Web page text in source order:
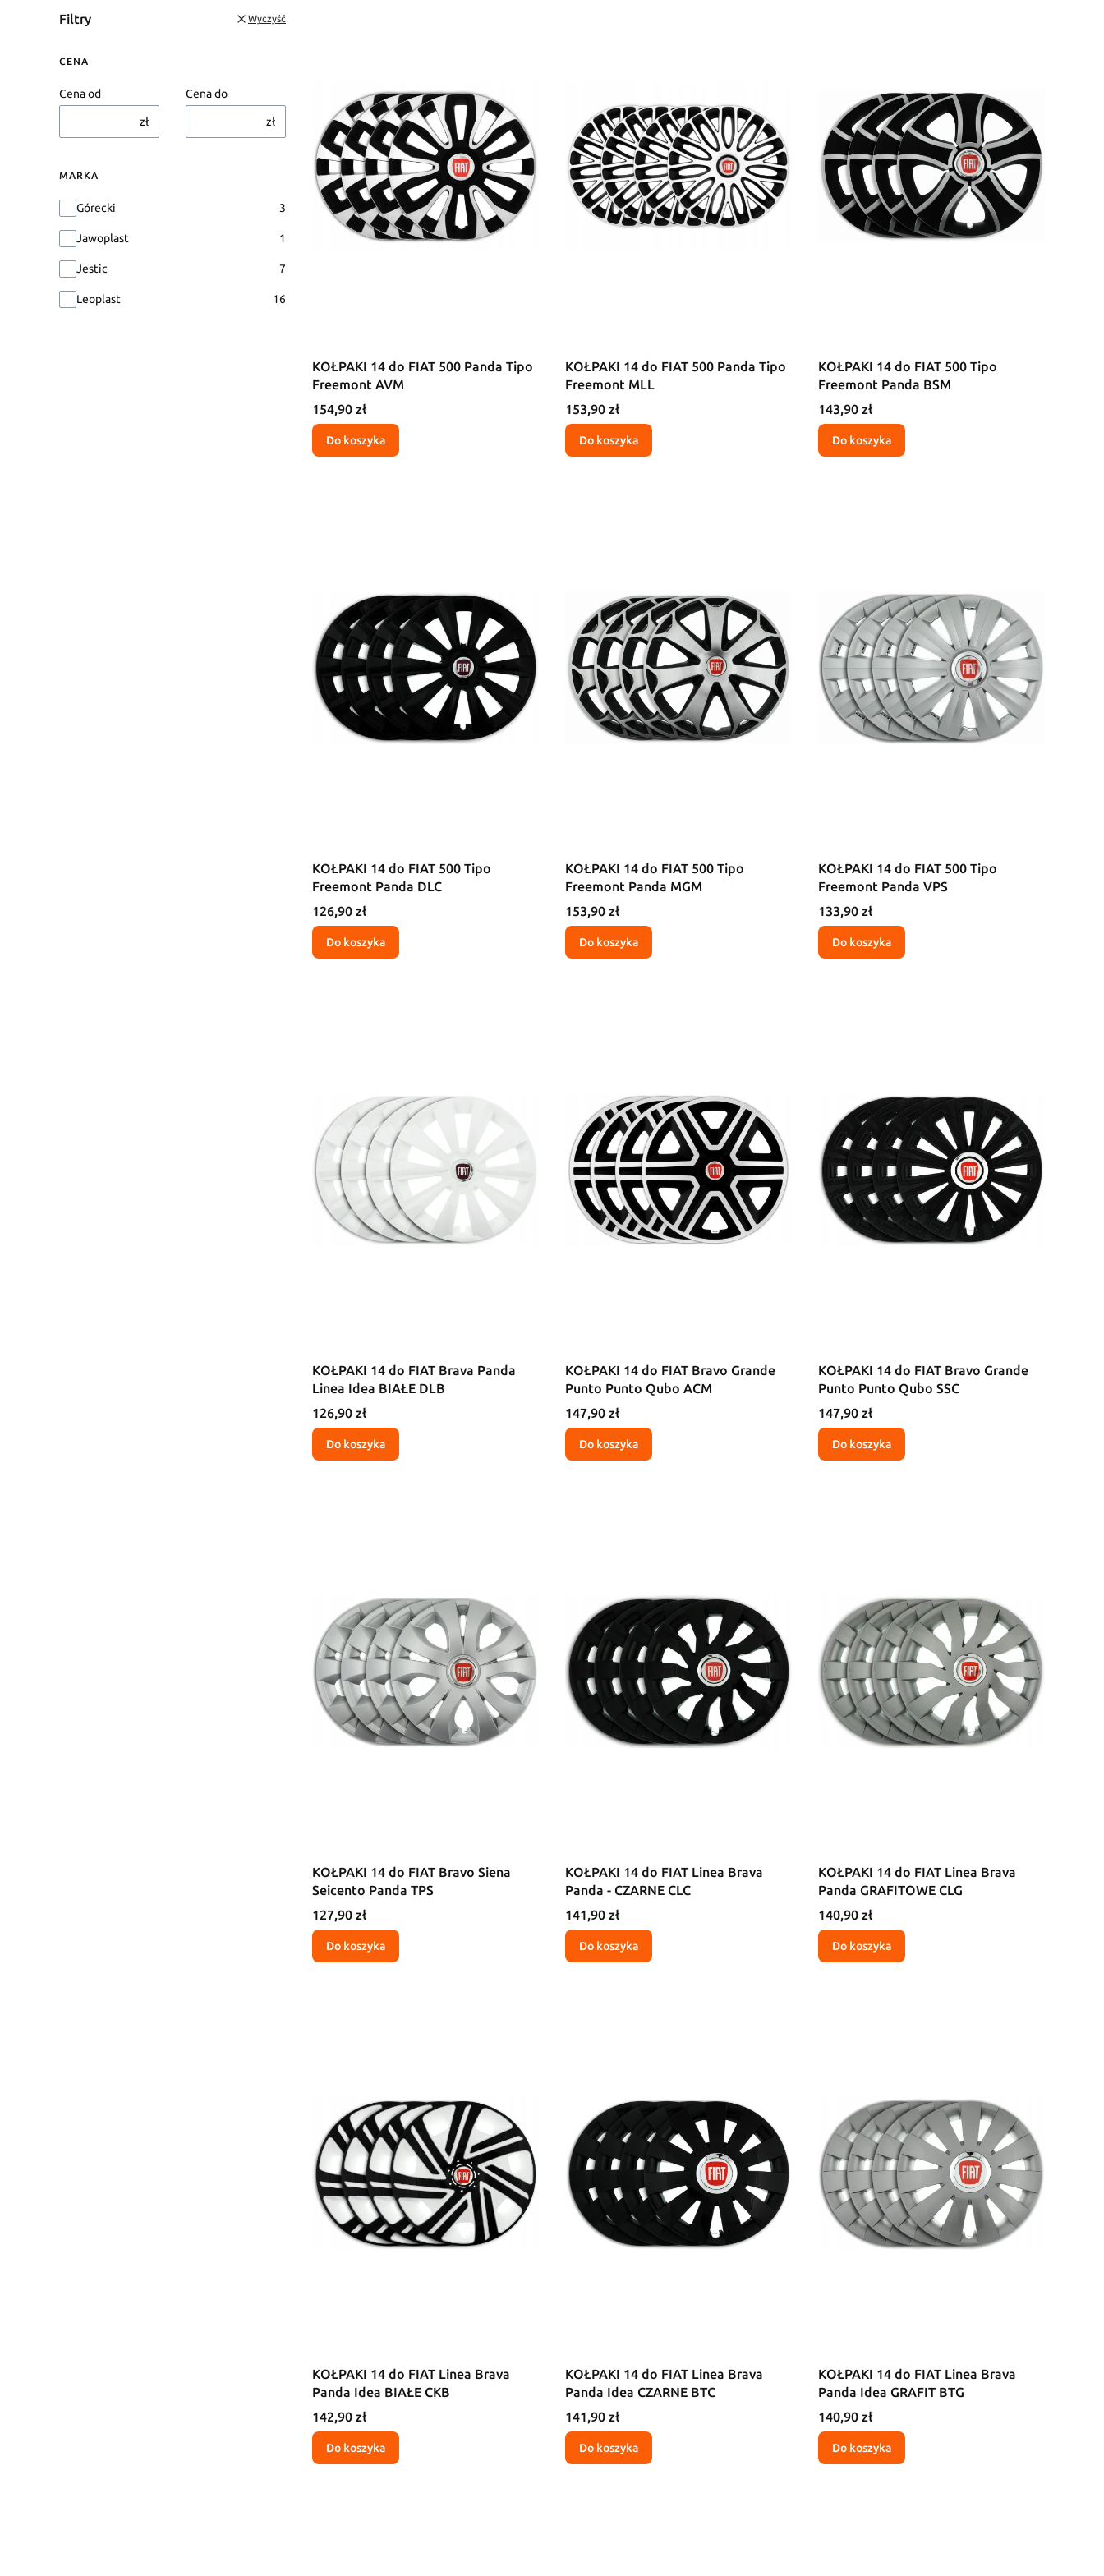
Filtry Wyczyść
CENA
Cena od
zł
Cena do
zł
MARKA
MarkaGórecki 3
Jawoplast 1
Jestic 7
Leoplast 16
KOŁPAKI 14 do FIAT 500 Panda Tipo
Freemont AVM
Cena
154,90 zł
Do koszyka
KOŁPAKI 14 do FIAT 500 Panda Tipo
Freemont MLL
Cena
153,90 zł
Do koszyka
KOŁPAKI 14 do FIAT 500 Tipo
Freemont Panda BSM
Cena
143,90 zł
Do koszyka
KOŁPAKI 14 do FIAT 500 Tipo
Freemont Panda DLC
Cena
126,90 zł
Do koszyka
KOŁPAKI 14 do FIAT 500 Tipo
Freemont Panda MGM
Cena
153,90 zł
Do koszyka
KOŁPAKI 14 do FIAT 500 Tipo
Freemont Panda VPS
Cena
133,90 zł
Do koszyka
KOŁPAKI 14 do FIAT Brava Panda
Linea Idea BIAŁE DLB
Cena
126,90 zł
Do koszyka
KOŁPAKI 14 do FIAT Bravo Grande
Punto Punto Qubo ACM
Cena
147,90 zł
Do koszyka
KOŁPAKI 14 do FIAT Bravo Grande
Punto Punto Qubo SSC
Cena
147,90 zł
Do koszyka
KOŁPAKI 14 do FIAT Bravo Siena
Seicento Panda TPS
Cena
127,90 zł
Do koszyka
KOŁPAKI 14 do FIAT Linea Brava
Panda - CZARNE CLC
Cena
141,90 zł
Do koszyka
KOŁPAKI 14 do FIAT Linea Brava
Panda GRAFITOWE CLG
Cena
140,90 zł
Do koszyka
KOŁPAKI 14 do FIAT Linea Brava
Panda Idea BIAŁE CKB
Cena
142,90 zł
Do koszyka
KOŁPAKI 14 do FIAT Linea Brava
Panda Idea CZARNE BTC
Cena
141,90 zł
Do koszyka
KOŁPAKI 14 do FIAT Linea Brava
Panda Idea GRAFIT BTG
Cena
140,90 zł
Do koszyka